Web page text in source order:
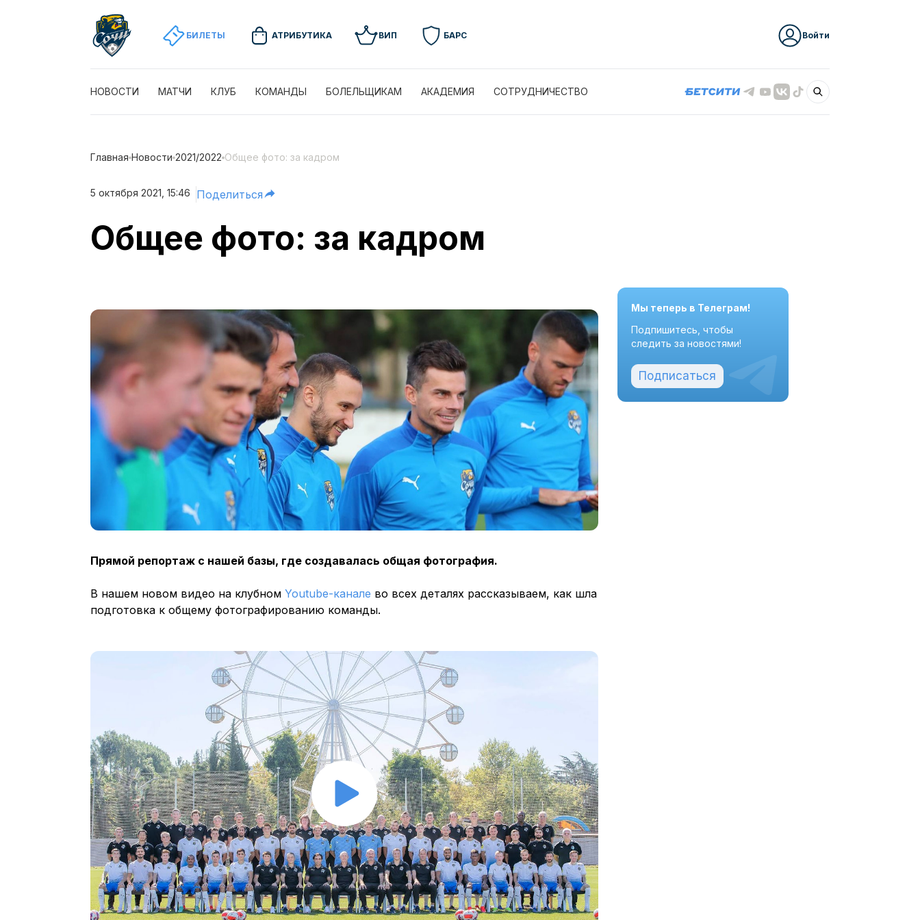
БИЛЕТЫ АТРИБУТИКА ВИП БАРС Войти
НОВОСТИ МАТЧИ КЛУБ КОМАНДЫ БОЛЕЛЬЩИКАМ АКАДЕМИЯ СОТРУДНИЧЕСТВО
Главная Новости 2021/2022 Общее фото: за кадром
5 октября 2021, 15:46 Поделиться
Общее фото: за кадром
Прямой репортаж с нашей базы, где создавалась общая фотография.
В нашем новом видео на клубном Youtube-канале во всех деталях рассказываем, как шла
подготовка к общему фотографированию команды.
Мы теперь в Телеграм!
Подпишитесь, чтобы
следить за новостями!
Подписаться